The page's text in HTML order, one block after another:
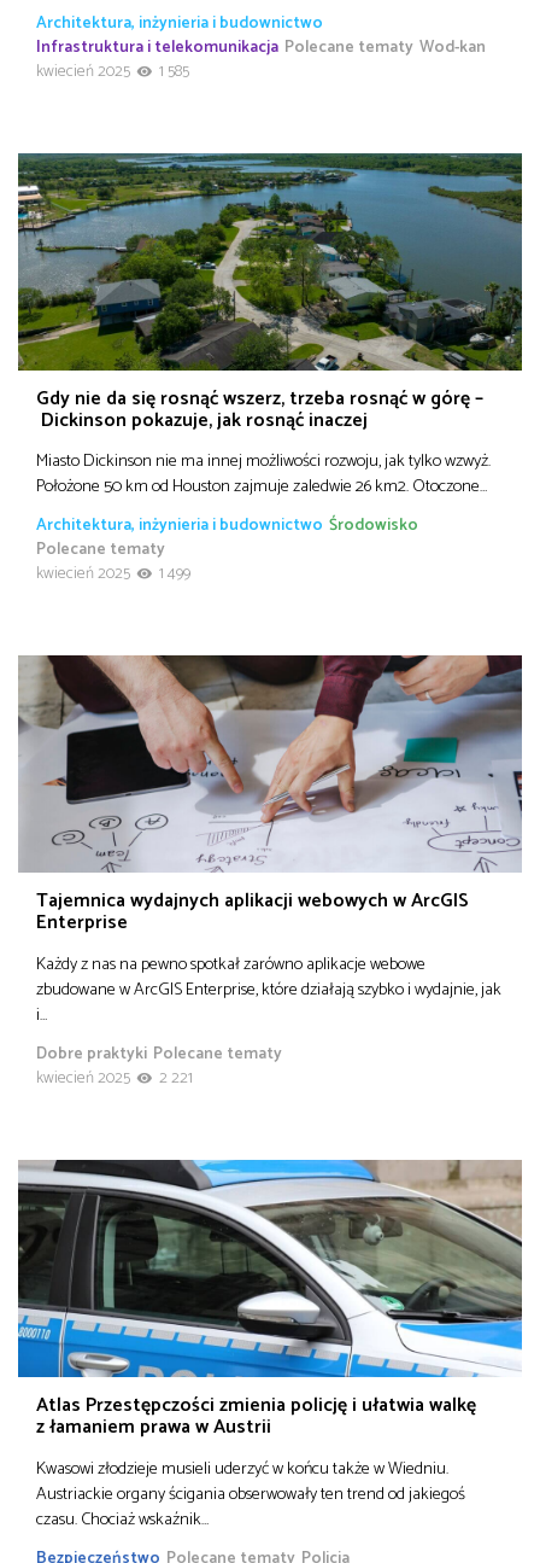
Architektura, inżynieria i budownictwo
Infrastruktura i telekomunikacja Polecane tematy Wod-kan
kwiecień 2025
1 585
Gdy nie da się rosnąć wszerz, trzeba rosnąć w górę –
Dickinson pokazuje, jak rosnąć inaczej
Miasto Dickinson nie ma innej możliwości rozwoju, jak tylko wzwyż.
Położone 50 km od Houston zajmuje zaledwie 26 km2. Otoczone…
Architektura, inżynieria i budownictwo
Polecane tematy
Środowisko
kwiecień 2025
1 499
Tajemnica wydajnych aplikacji webowych w ArcGIS
Enterprise
Każdy z nas na pewno spotkał zarówno aplikacje webowe
zbudowane w ArcGIS Enterprise, które działają szybko i wydajnie, jak
i…
Dobre praktyki Polecane tematy
kwiecień 2025
2 221
Atlas Przestępczości zmienia policję i ułatwia walkę
z łamaniem prawa w Austrii
Kwasowi złodzieje musieli uderzyć w końcu także w Wiedniu.
Austriackie organy ścigania obserwowały ten trend od jakiegoś
czasu. Chociaż wskaźnik…